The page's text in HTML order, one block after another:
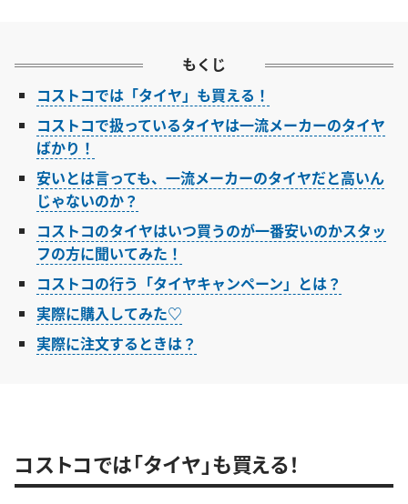
もくじ
コストコでは「タイヤ」も買える！
コストコで扱っているタイヤは一流メーカーのタイヤ
ばかり！
安いとは言っても、一流メーカーのタイヤだと高いん
じゃないのか？
コストコのタイヤはいつ買うのが一番安いのかスタッ
フの方に聞いてみた！
コストコの行う「タイヤキャンペーン」とは？
実際に購入してみた♡
実際に注文するときは？
コストコでは「タイヤ」も買える！